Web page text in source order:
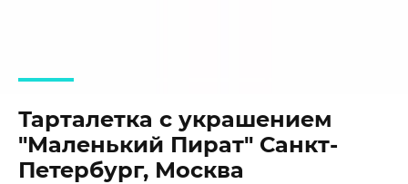
Тарталетка с украшением
"Маленький Пират" Санкт-
Петербург, Москва